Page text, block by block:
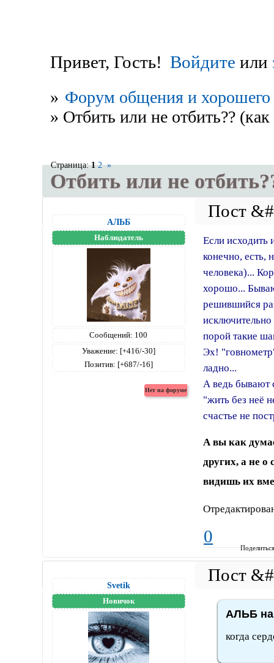
Привет, Гость! Войдите или
» Форум общения и хорошего
» Отбить или не отбить??
Отбить или не
Страница:1 2 »
АЛЬБ
Наблюдатель
Сообщений: 100
Уважение: [+416/-30]
Позитив: [+687/-16]
Если исходить
конечно, есть,
человека)...
хорошо...
решившийся
порой такие
Эх!
ладно...
А ведь бывают
"жить без неё
счастье не
А вы как
других, а не о
видишь их
0
Svetik
Новичок
АЛЬБ
когда